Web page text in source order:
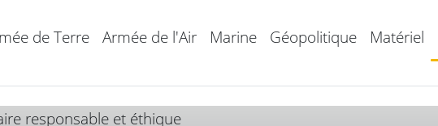
de Terre Armée de l'Air Marine Géopolitique Matériel